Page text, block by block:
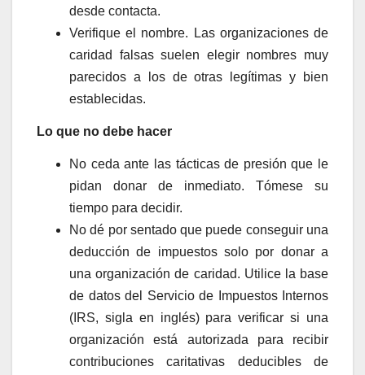
desde contacta.
Verifique el nombre. Las organizaciones de
caridad falsas suelen elegir nombres muy
parecidos a los de otras legítimas y bien
establecidas.
Lo que no debe hacer
No ceda ante las tácticas de presión que le
pidan donar de inmediato. Tómese su
tiempo para decidir.
No dé por sentado que puede conseguir una
deducción de impuestos solo por donar a
una organización de caridad. Utilice la base
de datos del Servicio de Impuestos Internos
(IRS, sigla en inglés) para verificar si una
organización está autorizada para recibir
contribuciones caritativas deducibles de